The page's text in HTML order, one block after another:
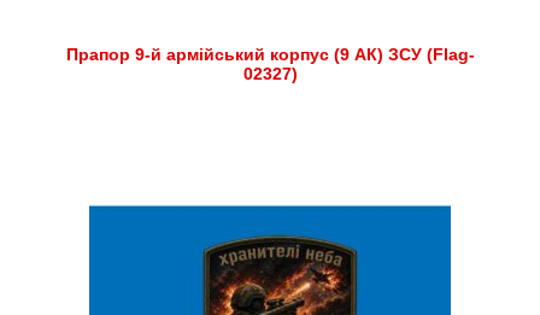
Прапор 9-й армійський корпус (9 АК) ЗСУ (Flag-
02327)